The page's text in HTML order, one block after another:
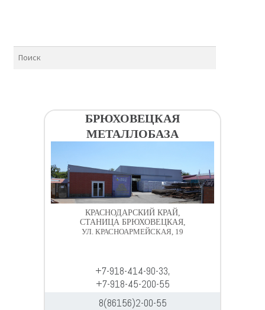
БРЮХОВЕЦКАЯ
МЕТАЛЛОБАЗА
КРАСНОДАРСКИЙ КРАЙ,
СТАНИЦА БРЮХОВЕЦКАЯ,
УЛ. КРАСНОАРМЕЙСКАЯ, 19
+7-918-414-90-33,
+7-918-45-200-55
8(86156)2-00-55